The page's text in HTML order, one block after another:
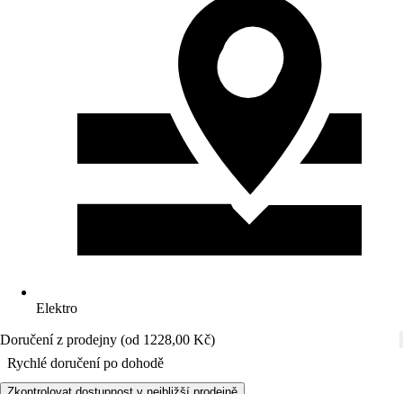
Elektro
Doručení z prodejny (od 1228,00 Kč)
Rychlé doručení po dohodě